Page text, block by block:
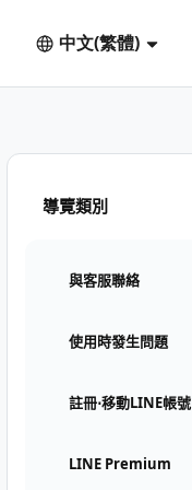
中文(繁體)
導覽類別
與客服聯絡
使用時發生問題
註冊⋅移動LINE帳號
LINE Premium